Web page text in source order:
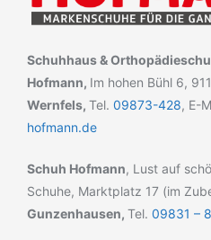
Schuhhaus &
Hofmann, Im hohen Bühl 6,
Wernfels, Tel. 09873-428, E-
hofmann.de
Schuh Hofmann, Lust auf
Schuhe, Marktplatz 17 (im
Gunzenhausen, Tel. 09831 –